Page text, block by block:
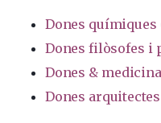
Dones químiques
Dones filòsofes i
Dones & medicina
Dones arquitectes